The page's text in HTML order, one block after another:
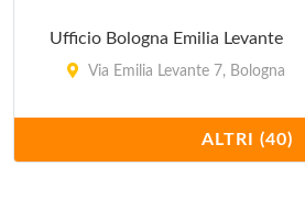
Ufficio Bologna Emilia Levante
Via Emilia Levante 7, Bologna
Ufficio Bologna Emilia Ponente
Via Aurelio Saffi 30/32, Bologna
ALTRI (40)